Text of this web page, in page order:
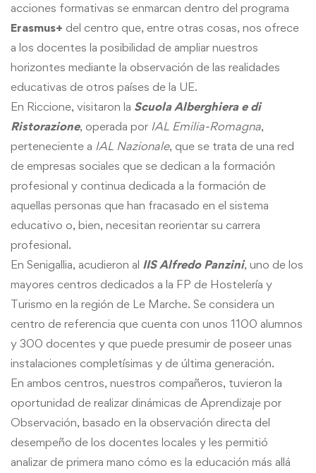
acciones formativas se enmarcan dentro del programa
Erasmus+ del centro que, entre otras cosas, nos ofrece
a los docentes la posibilidad de ampliar nuestros
horizontes mediante la observación de las realidades
educativas de otros países de la UE.
En Riccione, visitaron la Scuola Alberghiera e di
Ristorazione, operada por IAL Emilia-Romagna,
perteneciente a IAL Nazionale, que se trata de una red
de empresas sociales que se dedican a la formación
profesional y continua dedicada a la formación de
aquellas personas que han fracasado en el sistema
educativo o, bien, necesitan reorientar su carrera
profesional.
En Senigallia, acudieron al IIS Alfredo Panzini, uno de los
mayores centros dedicados a la FP de Hostelería y
Turismo en la región de Le Marche. Se considera un
centro de referencia que cuenta con unos 1100 alumnos
y 300 docentes y que puede presumir de poseer unas
instalaciones completísimas y de última generación.
En ambos centros, nuestros compañeros, tuvieron la
oportunidad de realizar dinámicas de Aprendizaje por
Observación, basado en la observación directa del
desempeño de los docentes locales y les permitió
analizar de primera mano cómo es la educación más allá